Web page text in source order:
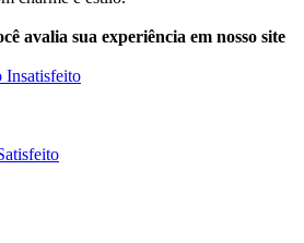
avalia sua experiência em nosso site
Insatisfeito